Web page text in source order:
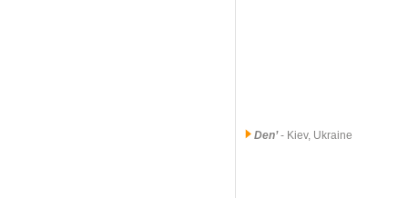
Den’- Kiev, Ukraine